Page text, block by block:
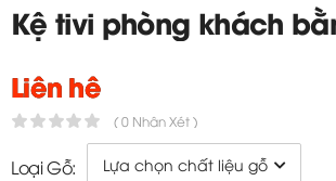
Kệ tivi phòng khách
Liên hệ
( 0 Nhận Xét )
Loại Gỗ: